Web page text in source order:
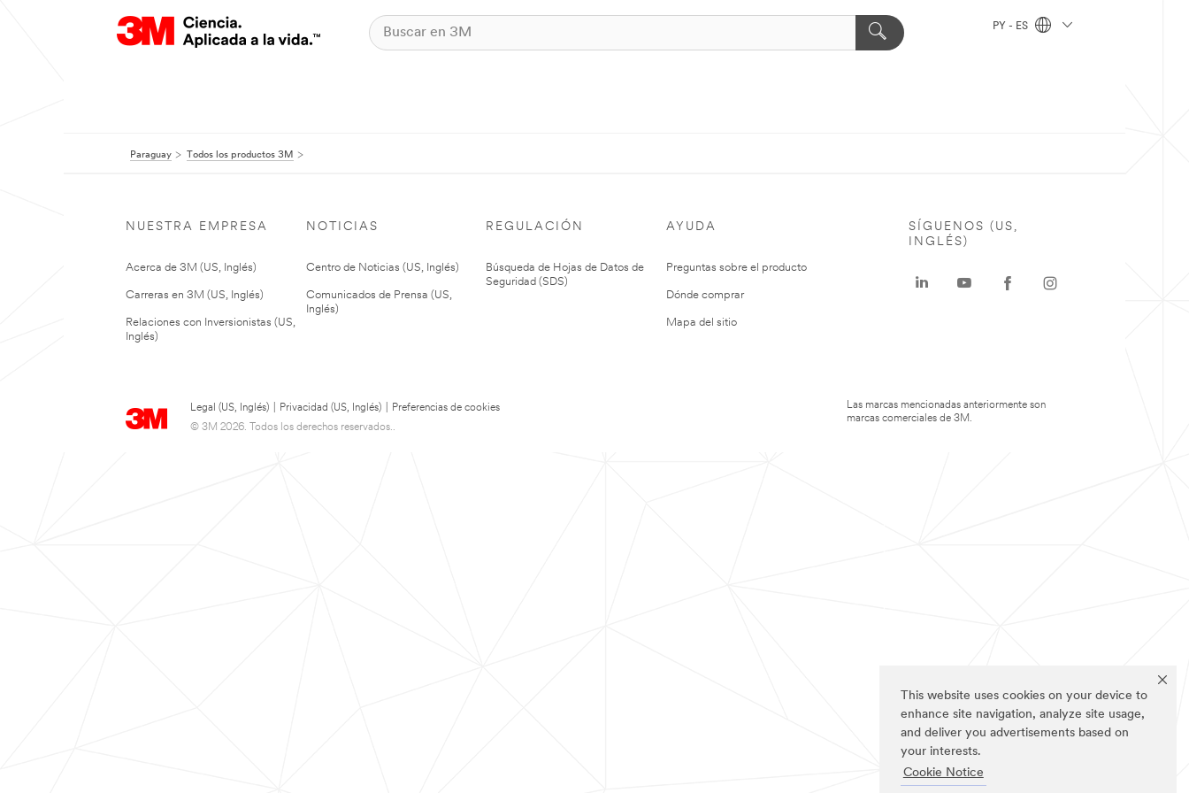
This website uses cookies on your device to
enhance site navigation, analyze site usage,
and deliver you advertisements based on
your interests.
Cookie Notice
PY - ES
Paraguay Todos los productos 3M
NUESTRA EMPRESA
Acerca de 3M (US, Inglés)
Carreras en 3M (US, Inglés)
Relaciones con Inversionistas (US,
Inglés)
NOTICIAS
Centro de Noticias (US, Inglés)
Comunicados de Prensa (US,
Inglés)
REGULACIÓN
Búsqueda de Hojas de Datos de
Seguridad (SDS)
AYUDA
Preguntas sobre el producto
Dónde comprar
Mapa del sitio
Legal (US, Inglés) Privacidad (US, Inglés)
Preferencias de cookies
© 3M 2026. Todos los derechos reservados..
SÍGUENOS (US,
INGLÉS)
Las marcas mencionadas anteriormente son
marcas comerciales de 3M.